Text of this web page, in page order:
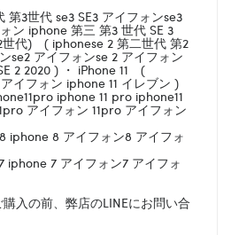
第3世代 se3 SE3 アイフォンse3
ン iphone 第三 第3 世代 SE 3
世代) ( iphonese 2 第二世代 第2
se2 アイフォンse 2 アイフォン
2 2020 ) ・ iPhone 11 (
イフォン iphone 11 イレブン )
iphone 11 pro iphone11
アイフォン 11pro アイフォン
iphone 8 アイフォン8 アイフォ
7 アイフォン7 アイフォ
入の前、弊店のLINEにお問い合